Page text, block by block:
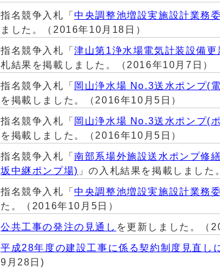
指名競争入札「中央調整池増設実施設計業務
ました。（2016年10月18日）
指名競争入札「津山第1浄水場電気計装設備
札結果を掲載しました。（2016年10月7日）
指名競争入札「 岡山浄水場 No.3送水ポンプ(
を掲載しました。（2016年10月5日）
指名競争入札「 岡山浄水場 No.3送水ポンプ(
を掲載しました。（2016年10月5日）
指名競争入札「南部系場外施設送水ポンプ修
坂中継ポンプ場) 」の入札結果を掲載しました
指名競争入札「中央調整池増設実施設計業務
た。（2016年10月5日）
公共工事の発注の見通し を更新しました。（
平成28年度の建設工事に係る契約制度見直し
9月28日)